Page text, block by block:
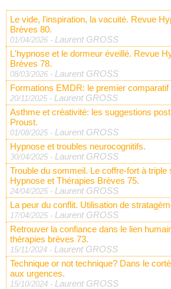
Le vide, l'inspiration, la vacuité. Revue
Brèves 80.
01/04/2026 - Laurent GROSS
L'hypnose et le dormeur éveillé. Revue
Brèves 78.
08/03/2026 - Laurent GROSS
Formations EMDR: le premier comparatif
20/11/2025 - Laurent GROSS
Asthme et créativité: les suggestions
Proust.
01/08/2025 - Laurent GROSS
Hypnose et troubles neurocognitifs.
30/04/2025 - Laurent GROSS
Trouble du sommeil. Le coffre-fort à triple
Hypnose et Thérapies Brèves 75.
24/04/2025 - Laurent GROSS
La peur du conflit. Utilisation de
17/04/2025 - Laurent GROSS
Retrouver la confiance dans le lien
thérapies brèves 73.
15/11/2024 - Laurent GROSS
Technique or not technique? Dans le
aux urgences.
15/10/2024 - Laurent GROSS